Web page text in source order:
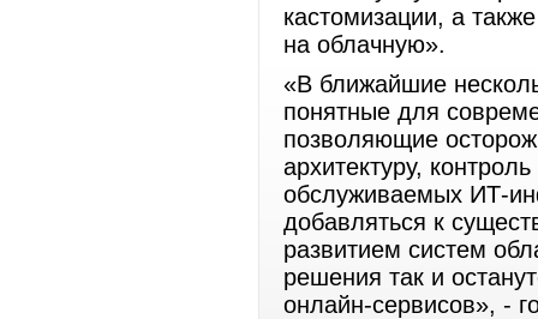
кастомизации, а
на облачную».
«В ближайшие
понятные для
позволяющие
архитектуру,
обслуживаемых ИТ-
добавляться к
развитием систем
решения так и
онлайн-сервисов», -